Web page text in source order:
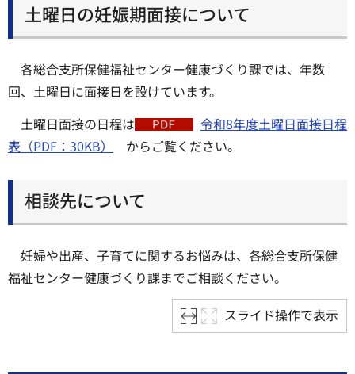
土曜日の妊娠期面接について
各総合支所保健福祉センター健康づくり課では、年数
回、土曜日に面接日を設けています。
土曜日面接の日程は
令和8年度土曜日面接日程
表（PDF：30KB）
からご覧ください。
相談先について
妊婦や出産、子育てに関するお悩みは、各総合支所保健
福祉センター健康づくり課までご相談ください。
スライド操作で表示